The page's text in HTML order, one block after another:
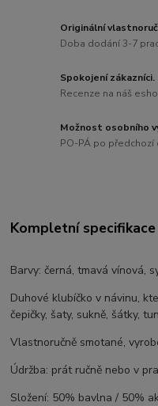
Originální
Doba dodání 3-7
Spokojení zákazníci.
Recenze na náš
Možnost osobního
PO-PÁ po předchozí
Kompletní specifikace
Barvy: černá, tmavá vínová,
Duhové klubíčko v návinu,
čepičky, šaty, sukně, šátky,
Vlastnoručně smotané,
Údržba: prát ručně nebo v
Složení: 50% bavlna / 50%